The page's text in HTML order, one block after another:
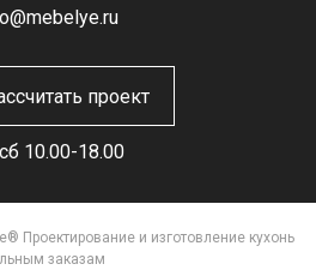
проект
10.00-18.00
Проектирование и изготовление кухонь
заказам